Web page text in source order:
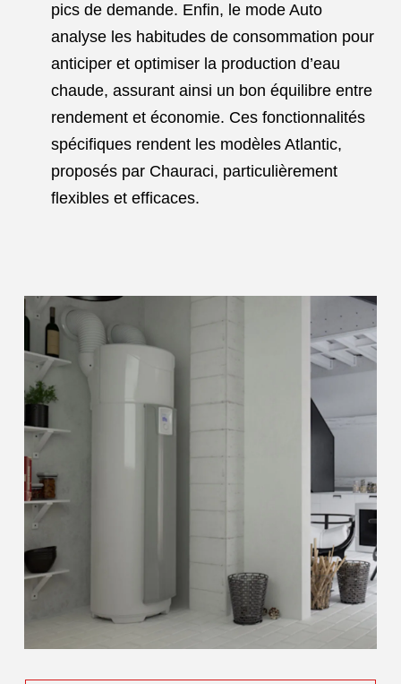
pics de demande. Enfin, le mode Auto
analyse les habitudes de consommation pour
anticiper et optimiser la production d’eau
chaude, assurant ainsi un bon équilibre entre
rendement et économie. Ces fonctionnalités
spécifiques rendent les modèles Atlantic,
proposés par Chauraci, particulièrement
flexibles et efficaces.